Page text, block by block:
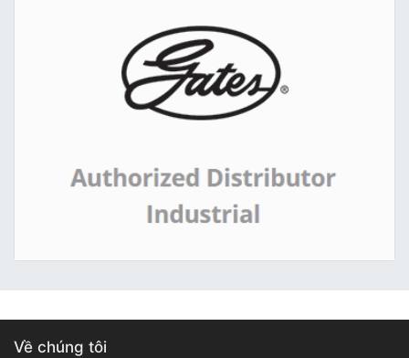
Về chúng tôi